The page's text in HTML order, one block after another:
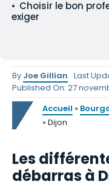
Choisir le bon
exiger
By Joe Gillian Last
Published On: 27
Accueil »
»Dijon
Les
débarras à